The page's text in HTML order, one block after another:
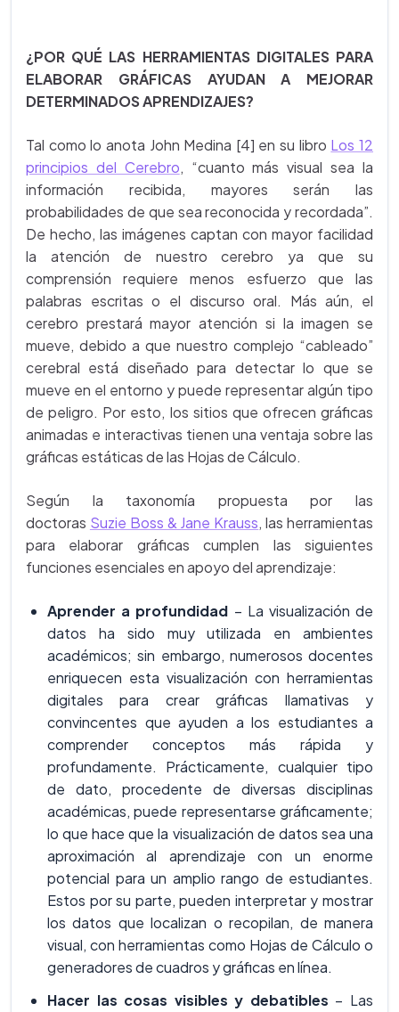
¿POR QUÉ LAS HERRAMIENTAS DIGITALES PARA
ELABORAR GRÁFICAS AYUDAN A MEJORAR
DETERMINADOS APRENDIZAJES?
Tal como lo anota John Medina [4] en su libro Los 12
principios del Cerebro, “cuanto más visual sea la
información recibida, mayores serán las
probabilidades de que sea reconocida y recordada”.
De hecho, las imágenes captan con mayor facilidad
la atención de nuestro cerebro ya que su
comprensión requiere menos esfuerzo que las
palabras escritas o el discurso oral. Más aún, el
cerebro prestará mayor atención si la imagen se
mueve, debido a que nuestro complejo “cableado”
cerebral está diseñado para detectar lo que se
mueve en el entorno y puede representar algún tipo
de peligro. Por esto, los sitios que ofrecen gráficas
animadas e interactivas tienen una ventaja sobre las
gráficas estáticas de las Hojas de Cálculo.
Según la taxonomía propuesta por las
doctoras Suzie Boss & Jane Krauss, las herramientas
para elaborar gráficas cumplen las siguientes
funciones esenciales en apoyo del aprendizaje:
Aprender a profundidad – La visualización de
datos ha sido muy utilizada en ambientes
académicos; sin embargo, numerosos docentes
enriquecen esta visualización con herramientas
digitales para crear gráficas llamativas y
convincentes que ayuden a los estudiantes a
comprender conceptos más rápida y
profundamente. Prácticamente, cualquier tipo
de dato, procedente de diversas disciplinas
académicas, puede representarse gráficamente;
lo que hace que la visualización de datos sea una
aproximación al aprendizaje con un enorme
potencial para un amplio rango de estudiantes.
Estos por su parte, pueden interpretar y mostrar
los datos que localizan o recopilan, de manera
visual, con herramientas como Hojas de Cálculo o
generadores de cuadros y gráficas en línea.
Hacer las cosas visibles y debatibles – Las